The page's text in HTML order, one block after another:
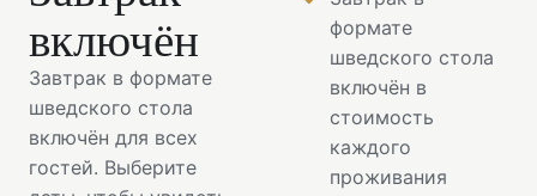
включён
Завтрак в формате
шведского стола
включён для всех
гостей. Выберите
формате
шведского стола
включён в
стоимость
каждого
проживания